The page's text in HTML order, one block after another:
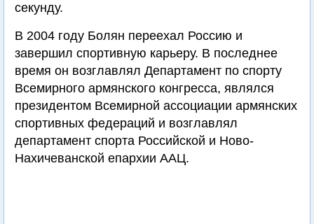
секунду.
В 2004 году Болян переехал Россию и
завершил спортивную карьеру. В последнее
время он возглавлял Департамент по спорту
Всемирного армянского конгресса, являлся
президентом Всемирной ассоциации армянских
спортивных федераций и возглавлял
департамент спорта Российской и Ново-
Нахичеванской епархии ААЦ.